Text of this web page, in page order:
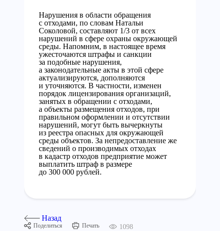
Нарушения в области обращения
с отходами, по словам Натальи
Соколовой, составляют 1/3 от всех
нарушений в сфере охраны окружающей
среды. Напомним, в настоящее время
ужесточаются штрафы и санкции
за подобные нарушения,
а законодательные акты в этой сфере
актуализируются, дополняются
и уточняются. В частности, изменен
порядок лицензирования организаций,
занятых в обращении с отходами,
а объекты размещения отходов, при
правильном оформлении и отсутствии
нарушений, могут быть вычеркнуты
из реестра опасных для окружающей
среды объектов. За непредоставление же
сведений о производимых отходах
в кадастр отходов предприятие может
выплатить штраф в размере
до 300 000 рублей.
Назад
Поделиться Печать 1098